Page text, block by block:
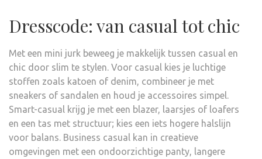
Dresscode: van casual tot chic
Met een mini jurk beweeg je makkelijk tussen casual en
chic door slim te stylen. Voor casual kies je luchtige
stoffen zoals katoen of denim, combineer je met
sneakers of sandalen en houd je accessoires simpel.
Smart-casual krijg je met een blazer, laarsjes of loafers
en een tas met structuur; kies een iets hogere halslijn
voor balans. Business casual kan in creatieve
omgevingen met een ondoorzichtige panty, langere